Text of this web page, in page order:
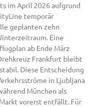
im April 2026 aufgrund
temporär
geplanten zehn
Eine
ab Ende März
Frankfurt bleibt
Diese Entscheidung
in Ljubljana
München als
vorerst entfällt. Für